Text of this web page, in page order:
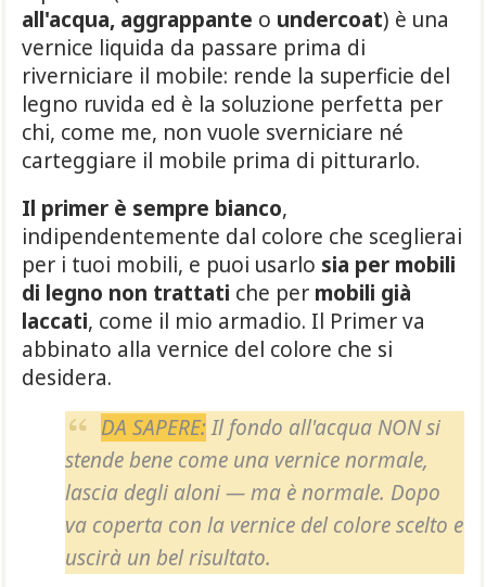
all'acqua, aggrappante o undercoat) è una
vernice liquida da passare prima di
riverniciare il mobile: rende la superficie del
legno ruvida ed è la soluzione perfetta per
chi, come me, non vuole sverniciare né
carteggiare il mobile prima di pitturarlo.
Il primer è sempre bianco,
indipendentemente dal colore che sceglierai
per i tuoi mobili, e puoi usarlo sia per mobili
di legno non trattati che per mobili già
laccati, come il mio armadio. Il Primer va
abbinato alla vernice del colore che si
desidera.
DA SAPERE:Il fondo all'acqua NON si
stende bene come una vernice normale,
lascia degli aloni — ma è normale. Dopo
va coperta con la vernice del colore scelto e
uscirà un bel risultato.